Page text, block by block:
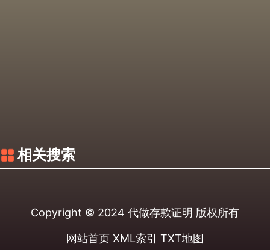
相关搜索
Copyright © 2024 代做存款证明 版权所有
网站首页 XML索引 TXT地图